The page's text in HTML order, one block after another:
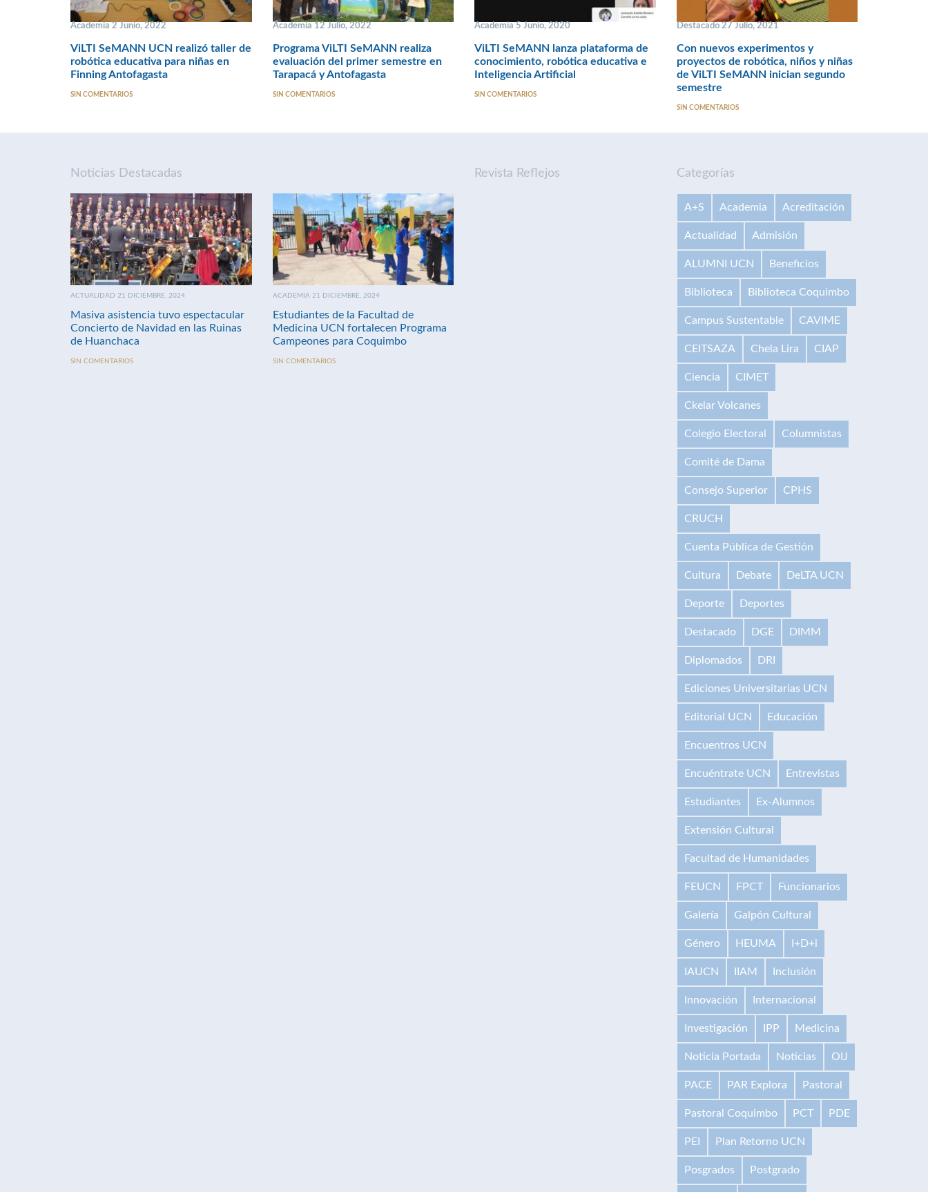
Academia 2 Junio, 2022
ViLTI SeMANN UCN realizó taller de
robótica educativa para niñas en
Finning Antofagasta
SIN COMENTARIOS
Academia 12 Julio, 2022
Programa ViLTI SeMANN realiza
evaluación del primer semestre en
Tarapacá y Antofagasta
SIN COMENTARIOS
Academia 5 Junio, 2020
ViLTI SeMANN lanza plataforma de
conocimiento, robótica educativa e
Inteligencia Artificial
SIN COMENTARIOS
Destacado 27 Julio, 2021
Con nuevos experimentos y
proyectos de robótica, niños y niñas
de ViLTI SeMANN inician segundo
semestre
SIN COMENTARIOS
Noticias Destacadas
ACTUALIDAD 21 DICIEMBRE, 2024
Masiva asistencia tuvo espectacular
Concierto de Navidad en las Ruinas
de Huanchaca
SIN COMENTARIOS
ACADEMIA 21 DICIEMBRE, 2024
Estudiantes de la Facultad de
Medicina UCN fortalecen Programa
Campeones para Coquimbo
SIN COMENTARIOS
Revista Reflejos Categorías
A+S Academia Acreditación
Actualidad Admisión
ALUMNI UCN Beneficios
Biblioteca Biblioteca Coquimbo
Campus Sustentable CAVIME
CEITSAZA Chela Lira CIAP
Ciencia CIMET
Ckelar Volcanes
Colegio Electoral Columnistas
Comité de Dama
Consejo Superior CPHS
CRUCH
Cuenta Pública de Gestión
Cultura Debate DeLTA UCN
Deporte Deportes
Destacado DGE DIMM
Diplomados DRI
Ediciones Universitarias UCN
Editorial UCN Educación
Encuentros UCN
Encuéntrate UCN Entrevistas
Estudiantes Ex-Alumnos
Extensión Cultural
Facultad de Humanidades
FEUCN FPCT Funcionarios
Galería Galpón Cultural
Género HEUMA I+D+i
IAUCN IIAM Inclusión
Innovación Internacional
Investigación IPP Medicina
Noticia Portada Noticias OIJ
PACE PAR Explora Pastoral
Pastoral Coquimbo PCT PDE
PEI Plan Retorno UCN
Posgrados Postgrado